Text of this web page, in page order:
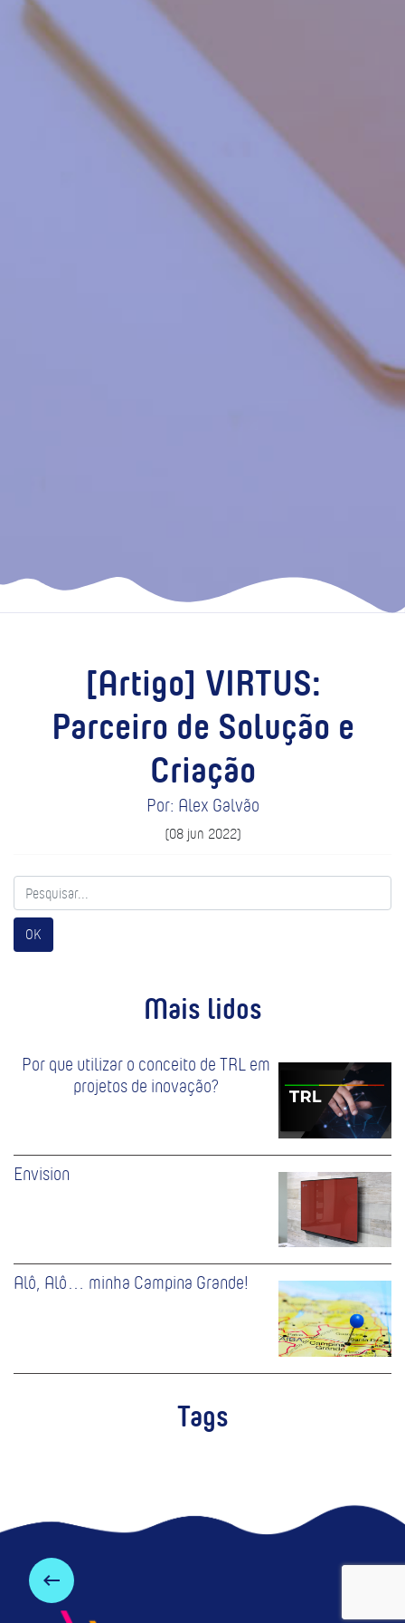
[Artigo] VIRTUS:
Parceiro de Solução e
Criação
Por: Alex Galvão
(08 jun 2022)
OK
Mais lidos
Por que utilizar o conceito de TRL em
projetos de inovação?
Envision
Alô, Alô… minha Campina Grande!
Tags
keyboard_backspace